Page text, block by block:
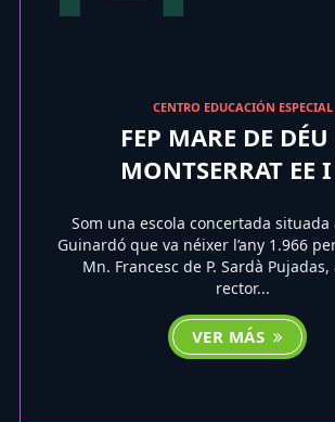
CENTRO EDUCACIÓN ESPECIAL
FEP MARE DE DÉU
MONTSERRAT EE
Som una escola concertada
Guinardó que va néixer l’any 1.966
Mn. Francesc de P. Sardà
rector...
VER MÁS